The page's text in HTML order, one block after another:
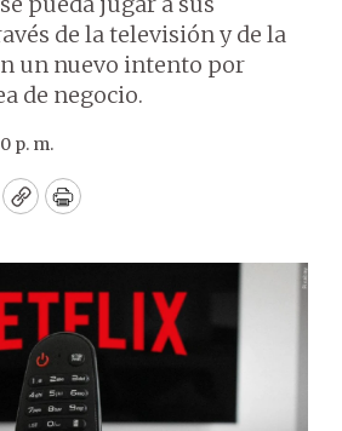
de la televisión y de la
un nuevo intento por
de negocio.
p. m.
CopyPrint